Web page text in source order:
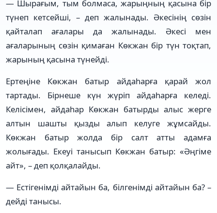
— Шырағым, тым болмаса, жарыңның қасына бір
түнеп кетсейші, – деп жалынады. Әкесінің сөзін
қайталап ағалары да жалынады. Әкесі мен
ағаларының сөзін қимаған Көкжан бір түн тоқтап,
жарының қасына түнейді.
Ертеңіне Көкжан батыр айдаһарға қарай жол
тартады. Бірнеше күн жүріп айдаһарға келеді.
Келісімен, айдаһар Көкжан батырды алыс жерге
алтын шашты қызды алып келуге жұмсайды.
Көкжан батыр жолда бір салт атты адамға
жолығады. Екеуі танысып Көкжан батыр: «Әңгіме
айт», – деп қолқалайды.
— Естігенімді айтайын ба, білгенімді айтайын ба? –
дейді танысы.